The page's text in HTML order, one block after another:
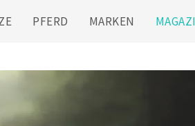
PFERD MARKEN